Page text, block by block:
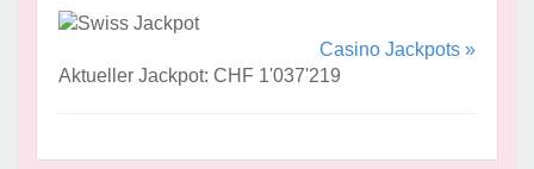
Casino Jackpots »
Aktueller Jackpot: CHF 1'037'219